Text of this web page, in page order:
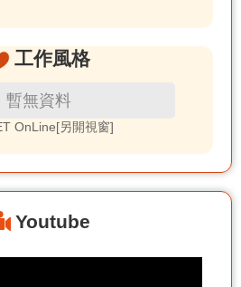
工作風格
暫無資料
OnLine[另開視窗]
Youtube